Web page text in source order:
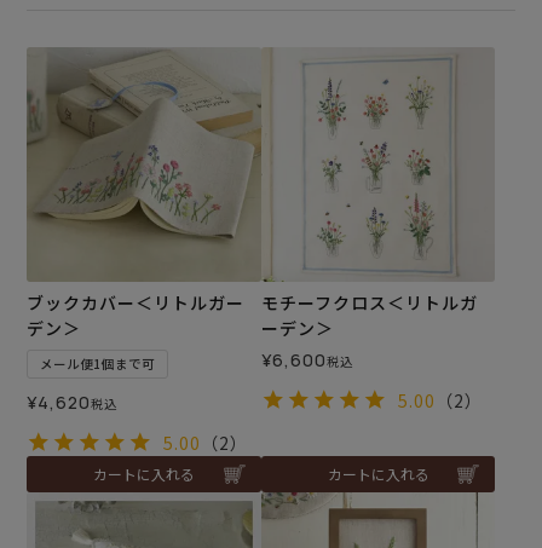
ブックカバー＜リトルガー
デン＞
メール便1個まで可
¥4,620税込
5.00 （2）
カートに入れる
モチーフクロス＜リトルガ
ーデン＞
¥6,600税込
5.00 （2）
カートに入れる